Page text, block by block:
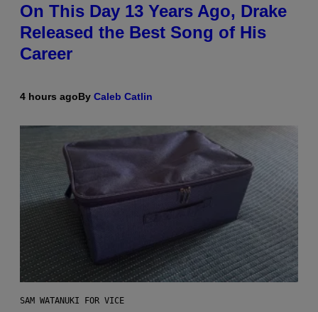
On This Day 13 Years Ago, Drake
Released the Best Song of His
Career
4 hours agoBy Caleb Catlin
SAM WATANUKI FOR VICE